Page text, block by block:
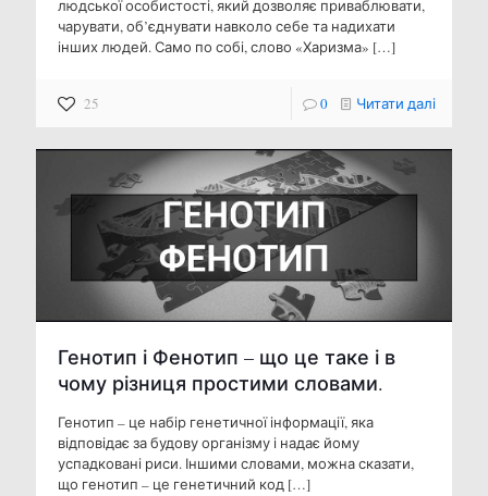
людської особистості, який дозволяє приваблювати,
чарувати, об’єднувати навколо себе та надихати
інших людей. Само по собі, слово «Харизма» […]
25 0 Читати далі
Генотип і Фенотип – що це таке і в
чому різниця простими словами.
Генотип – це набір генетичної інформації, яка
відповідає за будову організму і надає йому
успадковані риси. Іншими словами, можна сказати,
що генотип – це генетичний код […]